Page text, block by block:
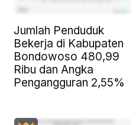
Jumlah Penduduk
Bekerja di Kabupaten
Bondowoso 480,99
Ribu dan Angka
Pengangguran 2,55%